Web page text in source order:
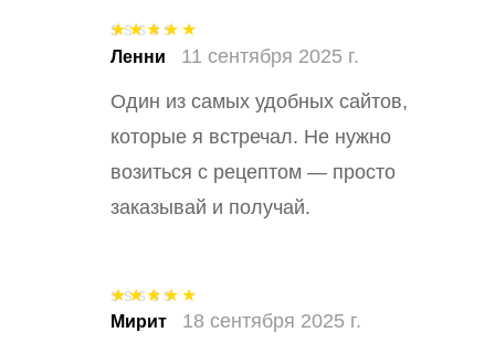
Оценка 5из
Ленни 11 сентября 2025 г.
Один из самых удобных сайтов,
которые я встречал. Не нужно
возиться с рецептом — просто
заказывай и получай.
Оценка 5из
Мирит 18 сентября 2025 г.